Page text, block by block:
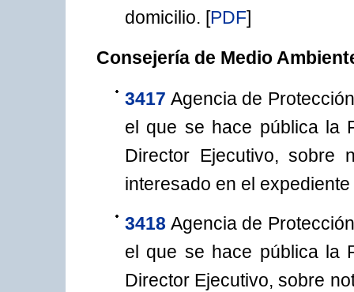
domicilio. [PDF]
Consejería de Medio
3417 Agencia de
el que se hace pública la
Director Ejecutivo, sobre
interesado en el expediente
3418 Agencia de
el que se hace pública la
Director Ejecutivo, sobre